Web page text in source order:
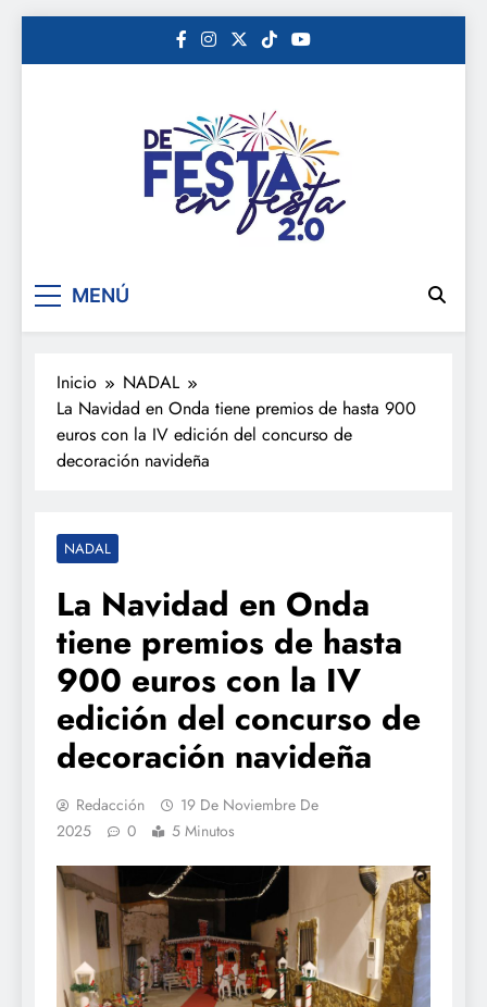
De festa en festa 2.0
MENÚ
Inicio
NADAL
La Navidad en Onda tiene premios de hasta 900
euros con la IV edición del concurso de
decoración navideña
NADAL
La Navidad en Onda
tiene premios de hasta
900 euros con la IV
edición del concurso de
decoración navideña
Redacción
19 De Noviembre De
2025
0 5 Minutos